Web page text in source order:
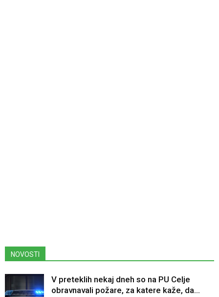
NOVOSTI
V preteklih nekaj dneh so na PU Celje
obravnavali požare, za katere kaže, da...